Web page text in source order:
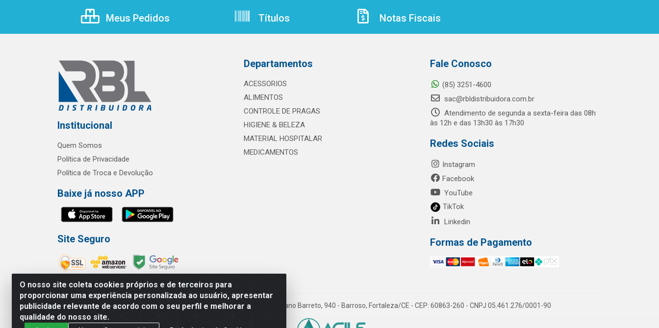
O nosso site coleta cookies próprios e de terceiros para
proporcionar uma experiência personalizada ao usuário, apresentar
publicidade relevante de acordo com o seu perfil e melhorar a
qualidade do nosso site.
Meus Pedidos Títulos Notas Fiscais
Institucional
Quem Somos
Política de Privacidade
Política de Troca e Devolução
Baixe já nosso APP
Site Seguro
Departamentos
ACESSORIOS
ALIMENTOS
CONTROLE DE PRAGAS
HIGIENE & BELEZA
MATERIAL HOSPITALAR
MEDICAMENTOS
Fale Conosco
(85) 3251-4600
sac@rbldistribuidora.com.br
Atendimento de segunda a sexta-feira das 08h
às 12h e das 13h30 às 17h30
Redes Sociais
Instagram
Facebook
YouTube
TikTok
Linkedin
Formas de Pagamento
RBL Distribuidora Distribuidora Gomes LTDA - Rua Maximiano Barreto, 940 - Barroso, Fortaleza/CE - CEP: 60863-260 - CNPJ 05.461.276/0001-90